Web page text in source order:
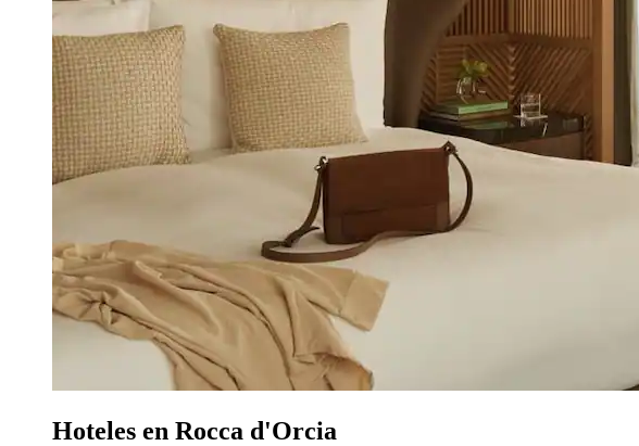
Hoteles en Rocca d'Orcia